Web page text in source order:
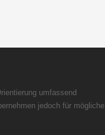
umfassend
jedoch für mögliche